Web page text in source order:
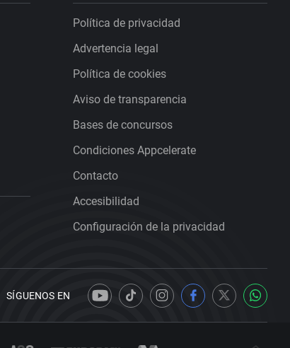
Política de privacidad
Advertencia legal
Política de cookies
Aviso de transparencia
Bases de concursos
Condiciones Appcelerate
Contacto
Accesibilidad
Configuración de la privacidad
SÍGUENOS EN